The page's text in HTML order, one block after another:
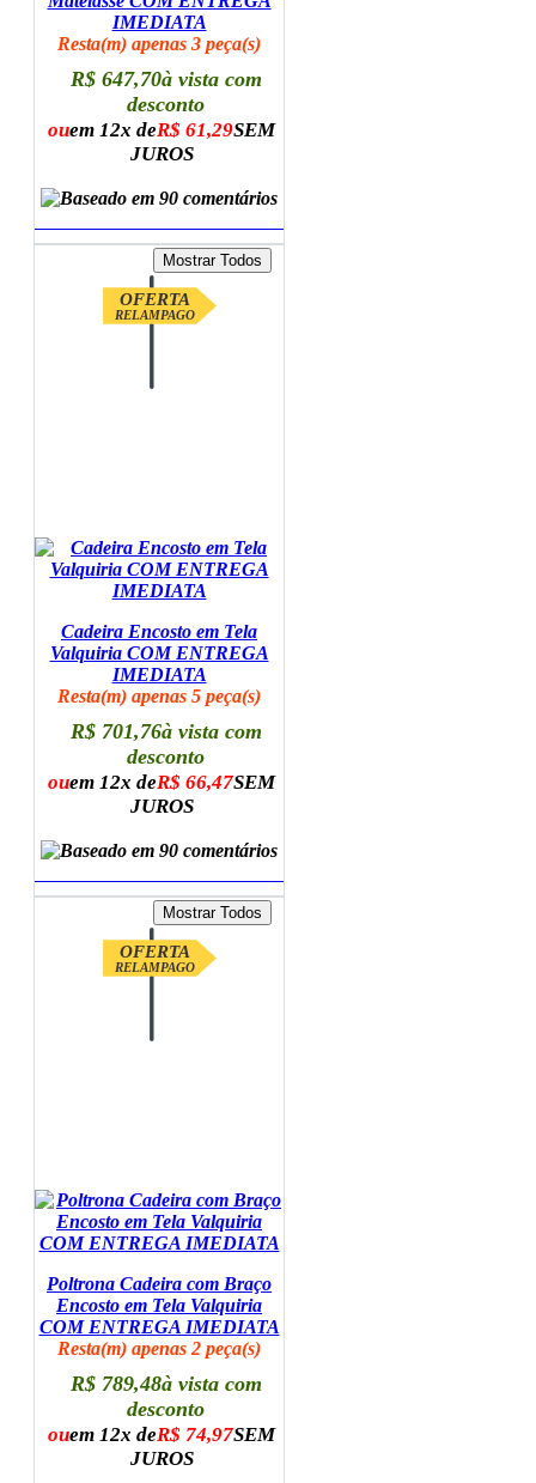
IMEDIATA
Resta(m) apenas 3 peça(s)
R$ 647,70à vista com
desconto
ouem 12x deR$ 61,29SEM
JUROS
OFERTA
RELAMPAGO
Cadeira Encosto em Tela
Valquiria COM ENTREGA
IMEDIATA
Resta(m) apenas 5 peça(s)
R$ 701,76à vista com
desconto
ouem 12x deR$ 66,47SEM
JUROS
OFERTA
RELAMPAGO
Poltrona Cadeira com Braço
Encosto em Tela Valquiria
COM ENTREGA IMEDIATA
Resta(m) apenas 2 peça(s)
R$ 789,48à vista com
desconto
ouem 12x deR$ 74,97SEM
JUROS